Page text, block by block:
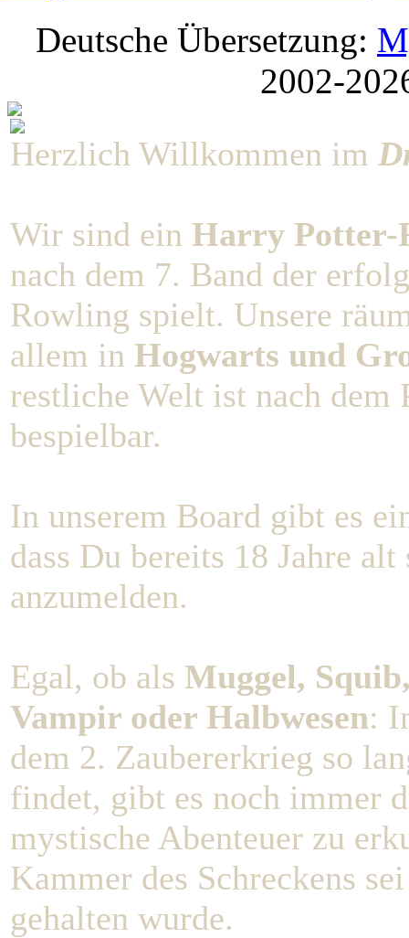
Deutsche Übersetzung:
2002-
Herzlich Willkommen im
Wir sind ein Harry Potter-
nach dem 7. Band der
Rowling spielt. Unsere
allem in Hogwarts und
restliche Welt ist nach
bespielbar.
In unserem Board gibt es
dass Du bereits 18 Jahre
anzumelden.
Egal, ob als Muggel,
Vampir oder Halbwesen:
dem 2. Zaubererkrieg so
findet, gibt es noch immer
mystische Abenteuer zu
Kammer des Schreckens
gehalten wurde.